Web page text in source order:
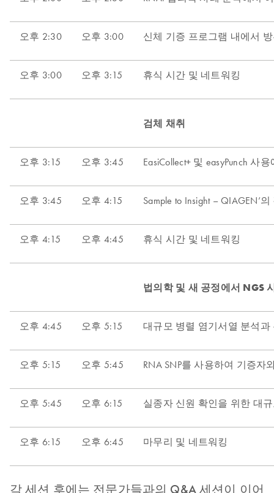
각 세션 후에는 전문가들과의 Q&A 세션이 이어